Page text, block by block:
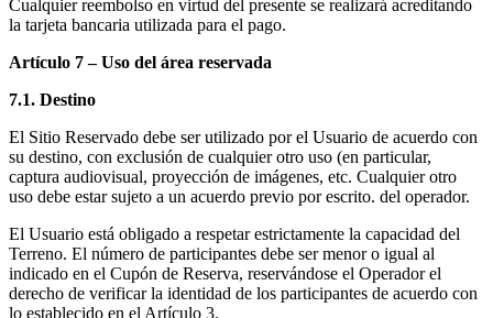
Cualquier reembolso en virtud del presente se realizará acreditando
la tarjeta bancaria utilizada para el pago.
Artículo 7 – Uso del área reservada
7.1. Destino
El Sitio Reservado debe ser utilizado por el Usuario de acuerdo con
su destino, con exclusión de cualquier otro uso (en particular,
captura audiovisual, proyección de imágenes, etc. Cualquier otro
uso debe estar sujeto a un acuerdo previo por escrito. del operador.
El Usuario está obligado a respetar estrictamente la capacidad del
Terreno. El número de participantes debe ser menor o igual al
indicado en el Cupón de Reserva, reservándose el Operador el
derecho de verificar la identidad de los participantes de acuerdo con
lo establecido en el Artículo 3.